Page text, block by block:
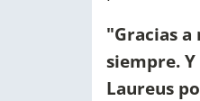
"Gracias
siempre.
Laureus